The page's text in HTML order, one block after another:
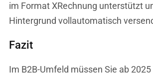
im Format XRechnung unterstützt
Hintergrund vollautomatisch
Fazit
Im B2B-Umfeld müssen Sie ab